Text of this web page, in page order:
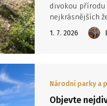
divokou přírodu
nejkrásnějších
Alp, z Česka je
západních
1. 7. 2026
Národní parky a
Objevte